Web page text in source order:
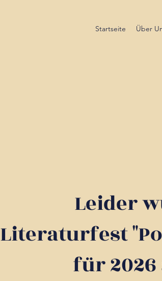
Startseite Über
Leider
Literaturfest
für 2026